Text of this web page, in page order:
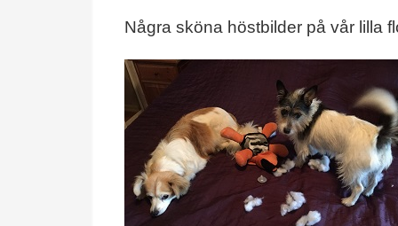
Några sköna höstbilder på vår lilla